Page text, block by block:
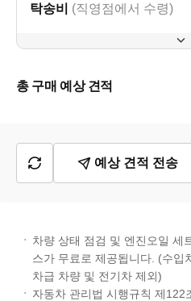
탁송비 (직영점에서 수령)
총 구매 예상 견적
예상 견적 전송
차량 상태 점검 및 엔진오일 세
스가 무료로 제공됩니다. (수입
차급 차량 및 전기차 제외)
자동차 관리법 시행규칙 제122